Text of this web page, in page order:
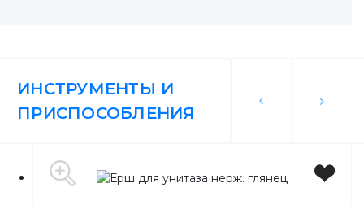
ИНСТРУМЕНТЫ И
ПРИСПОСОБЛЕНИЯ